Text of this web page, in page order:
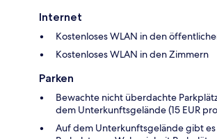
Internet
Kostenloses WLAN in den
Kostenloses WLAN in den Zimmern
Parken
Bewachte nicht überdachte
dem Unterkunftsgelände (15 EUR
Auf dem Unterkunftsgelände gibt es